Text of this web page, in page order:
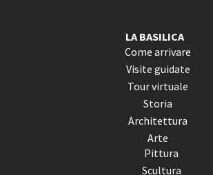
LA BASILICA
Come arrivare
Visite guidate
Tour virtuale
Storia
Architettura
Arte
Pittura
Scultura